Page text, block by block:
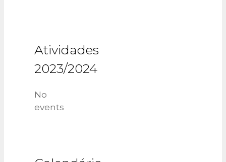
Atividades
2023/2024
No
events